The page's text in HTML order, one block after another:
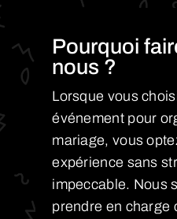
Pourquoi
nous ?
Lorsque vous
événement pour
mariage, vous
expérience sans
impeccable. Nous
prendre en charge